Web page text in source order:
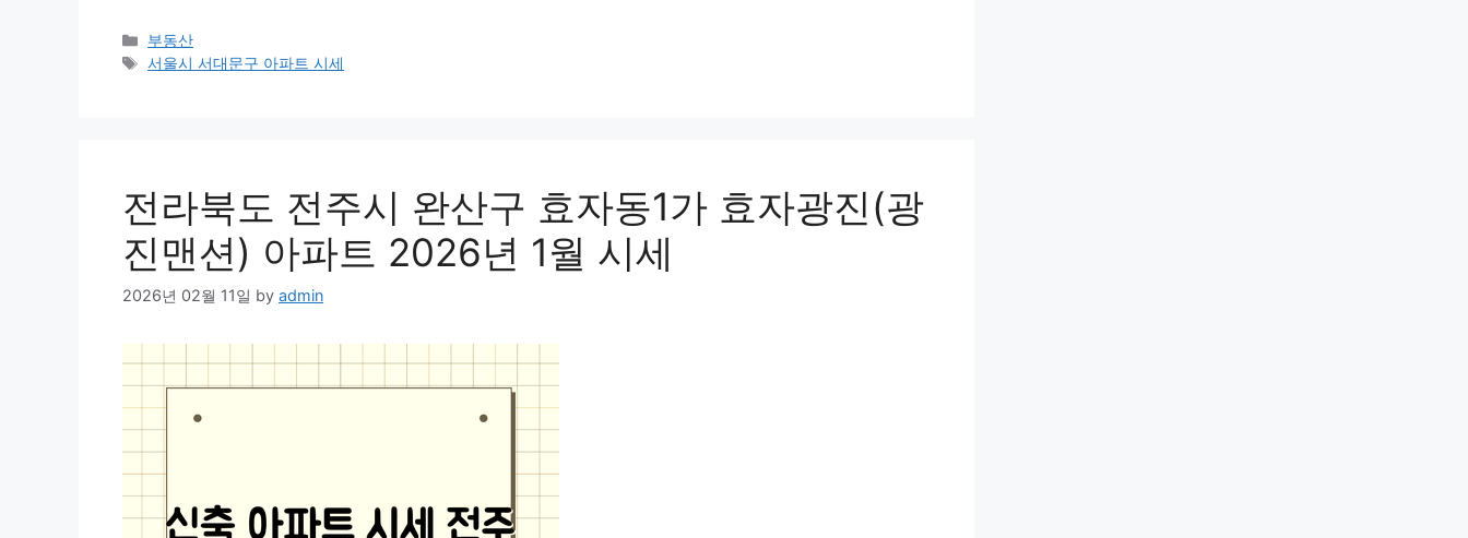
Categories
부동산
Tags
서울시 서대문구 아파트 시세
전라북도 전주시 완산구 효자동1가 효자광진(광
진맨션) 아파트 2026년 1월 시세
2026년 02월 11일 by admin